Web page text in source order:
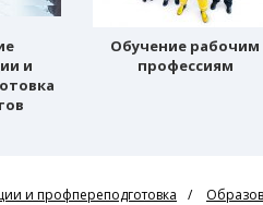
и
Обучение рабочим
профессиям
и профпереподготовка